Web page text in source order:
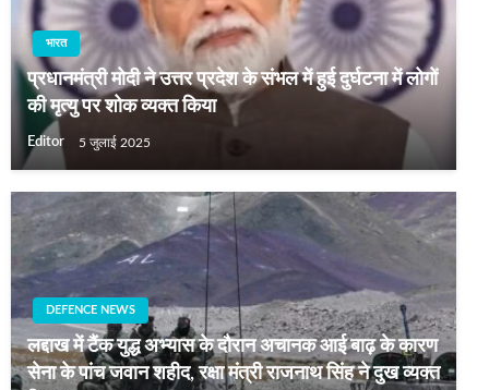
भारत
प्रधानमंत्री मोदी ने उत्तर प्रदेश के संभल में हुई दुर्घटना में लोगों
की मृत्यु पर शोक व्यक्त किया
Editor 5 जुलाई 2025
DEFENCE NEWS
लद्दाख में टैंक युद्ध अभ्यास के दौरान अचानक आई बाढ़ के कारण
सेना के पांच जवान शहीद, रक्षा मंत्री राजनाथ सिंह ने दुख व्यक्त